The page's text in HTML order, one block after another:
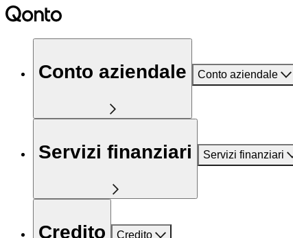
Conto aziendale Conto aziendale
Servizi finanziari Servizi finanziari
Credito Credito